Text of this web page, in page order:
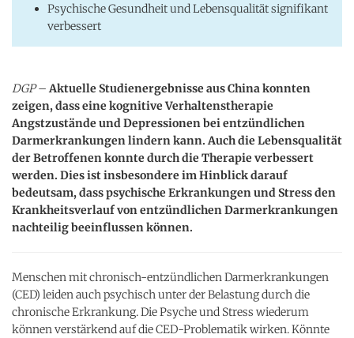
Psychische Gesundheit und Lebensqualität signifikant
verbessert
DGP–Aktuelle Studienergebnisse aus China konnten
zeigen, dass eine kognitive Verhaltenstherapie
Angstzustände und Depressionen bei entzündlichen
Darmerkrankungen lindern kann. Auch die Lebensqualität
der Betroffenen konnte durch die Therapie verbessert
werden. Dies ist insbesondere im Hinblick darauf
bedeutsam, dass psychische Erkrankungen und Stress den
Krankheitsverlauf von entzündlichen Darmerkrankungen
nachteilig beeinflussen können.
Menschen mit chronisch-entzündlichen Darmerkrankungen
(CED) leiden auch psychisch unter der Belastung durch die
chronische Erkrankung. Die Psyche und Stress wiederum
können verstärkend auf die CED-Problematik wirken. Könnte